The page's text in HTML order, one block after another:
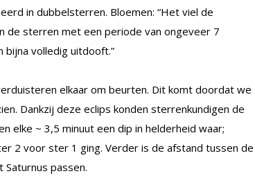
in dubbelsterren. Bloemen: “Het viel de
de sterren met een periode van ongeveer 7
bijna volledig uitdooft.”
elkaar om beurten. Dit komt doordat we
Dankzij deze eclips konden sterrenkundigen de
elke ~ 3,5 minuut een dip in helderheid waar;
2 voor ster 1 ging. Verder is de afstand tussen de
Saturnus passen.